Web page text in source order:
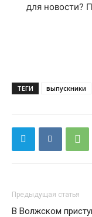
для новости?
ТЕГИ выпускники
Предыдущая статья
В Волжском